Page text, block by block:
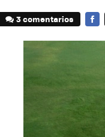
3 comentarios